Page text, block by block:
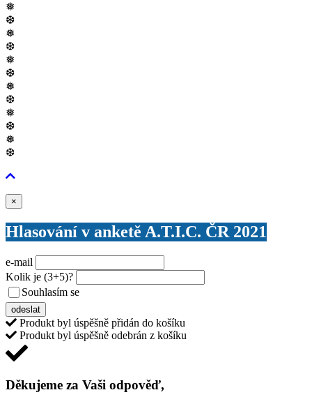
❅
❆
❅
❆
❅
❆
❅
❆
❅
❆
❅
❆
×
Hlasování v anketě A.T.I.C. ČR 2021
e-mail
Kolik je (3+5)?
Souhlasím se
odeslat
Produkt byl úspěšně přidán do košíku
Produkt byl úspěšně odebrán z košíku
Děkujeme za Vaši odpověď,